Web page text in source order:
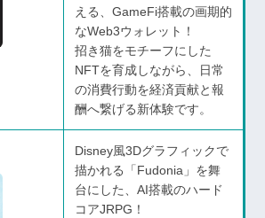
える、GameFi搭載の画期的
なWeb3ウォレット！
招き猫をモチーフにした
NFTを育成しながら、日常
の消費行動を経済貢献と報
酬へ繋げる新体験です。
Disney風3Dグラフィックで
描かれる「Fudonia」を舞
台にした、AI搭載のハード
コアJRPG！